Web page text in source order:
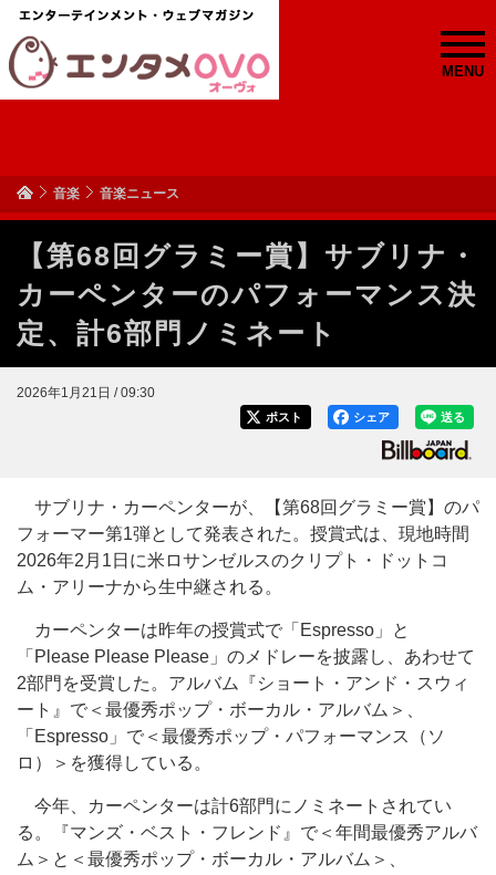
MENU
音楽 音楽ニュース
【第68回グラミー賞】サブリナ・
カーペンターのパフォーマンス決
定、計6部門ノミネート
2026年1月21日 / 09:30
送る
シェア
ポスト
サブリナ・カーペンターが、【第68回グラミー賞】のパ
フォーマー第1弾として発表された。授賞式は、現地時間
2026年2月1日に米ロサンゼルスのクリプト・ドットコ
ム・アリーナから生中継される。
カーペンターは昨年の授賞式で「Espresso」と
「Please Please Please」のメドレーを披露し、あわせて
2部門を受賞した。アルバム『ショート・アンド・スウィ
ート』で＜最優秀ポップ・ボーカル・アルバム＞、
「Espresso」で＜最優秀ポップ・パフォーマンス（ソ
ロ）＞を獲得している。
今年、カーペンターは計6部門にノミネートされてい
る。『マンズ・ベスト・フレンド』で＜年間最優秀アルバ
ム＞と＜最優秀ポップ・ボーカル・アルバム＞、